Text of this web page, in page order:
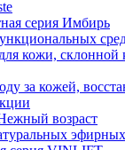
серия Имбирь
кожи, склонной
за кожей,
возраст